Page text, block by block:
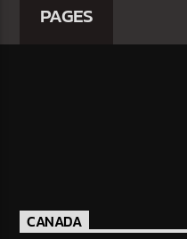
PAGES
CANADA